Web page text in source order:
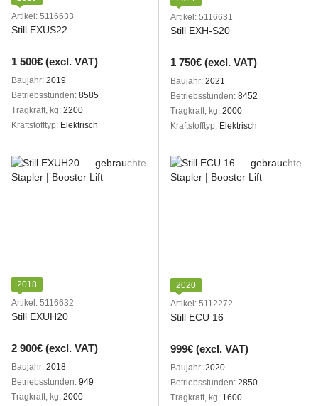
Artikel: 5116633
Still EXUS22
1 500€ (excl. VAT)
Baujahr 2019
Betriebsstunden 8585
Tragkraft, kg 2200
Kraftstofftyp
Elektrisch
Artikel: 5116631
Still EXH-S20
1 750€ (excl. VAT)
Baujahr 2021
Betriebsstunden 8452
Tragkraft, kg 2000
Kraftstofftyp
Elektrisch
2018
Artikel: 5116632
Still EXUH20
2 900€ (excl. VAT)
Baujahr 2018
Betriebsstunden 949
Tragkraft, kg 2000
2020
Artikel: 5112272
Still ECU 16
999€ (excl. VAT)
Baujahr 2020
Betriebsstunden 2850
Tragkraft, kg 1600